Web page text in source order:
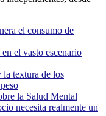
el consumo de
el vasto escenario
la textura de los
la Salud Mental
necesita realmente un